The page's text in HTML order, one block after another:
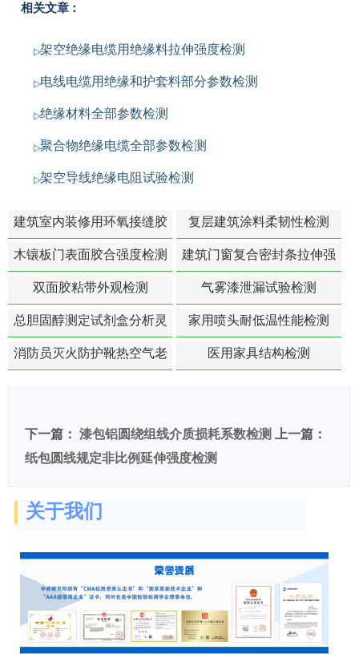
相关文章：
架空绝缘电缆用绝缘料拉伸强度检测
电线电缆用绝缘和护套料部分参数检测
绝缘材料全部参数检测
聚合物绝缘电缆全部参数检测
架空导线绝缘电阻试验检测
建筑室内装修用环氧接缝胶
苯含量检测
复层建筑涂料柔韧性检测
木镶板门表面胶合强度检测
建筑门窗复合密封条拉伸强
度-硬质塑料材料检测
双面胶粘带外观检测 气雾漆泄漏试验检测
总胆固醇测定试剂盒分析灵
敏度检测
家用喷头耐低温性能检测
消防员灭火防护靴热空气老
医用家具结构检测
下一篇： 漆包铝圆绕组线介质损耗系数检测
上一篇：
纸包圆线规定非比例延伸强度检测
关于我们